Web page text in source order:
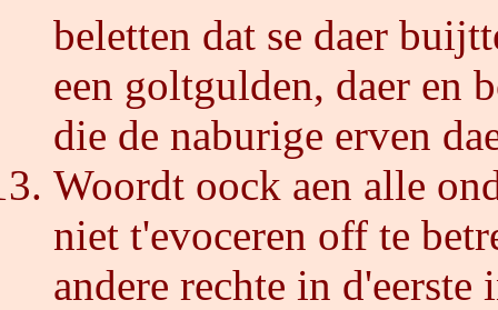
beletten dat se daer
een goltgulden, daer en
die de naburige erven
Woordt oock aen alle
niet t'evoceren off te
andere rechte in